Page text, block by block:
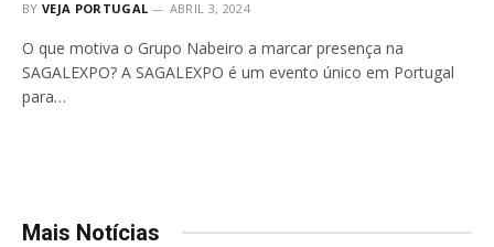
BY VEJA PORTUGAL ABRIL 3, 2024
O que motiva o Grupo Nabeiro a marcar presença na
SAGALEXPO? A SAGALEXPO é um evento único em Portugal
para…
Mais Notícias